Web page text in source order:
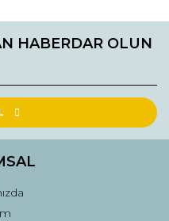
olmalı.
HABERDAR OLUN